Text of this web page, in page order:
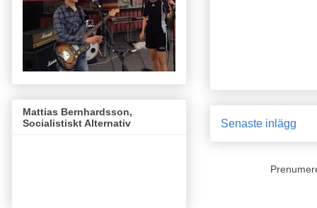
Senaste inlägg
Mattias Bernhardsson,
Socialistiskt Alternativ